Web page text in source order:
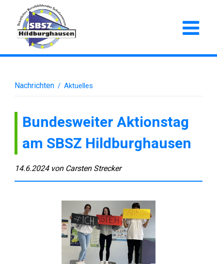
Nachrichten / Aktuelles
Bundesweiter Aktionstag
am SBSZ Hildburghausen
14.6.2024 von Carsten Strecker